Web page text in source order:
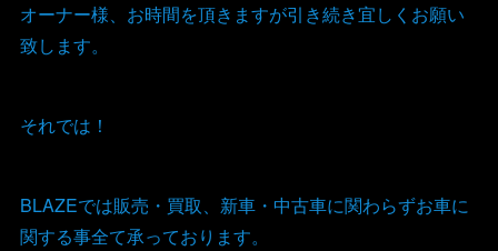
オーナー様、お時間を頂きますが引き続き宜しくお願い
致します。
それでは！
BLAZEでは販売・買取、新車・中古車に関わらずお車に
関する事全て承っております。